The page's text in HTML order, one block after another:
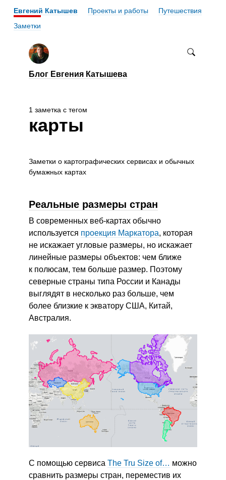
Евгений Катышев Проекты и работы
Путешествия
Заметки
Блог Евгения Катышева
1 заметка с тегом
карты
Заметки о картографических сервисах и обычных
бумажных картах
Реальные размеры стран
В современных веб-картах обычно
используется проекция Маркатора, которая
не искажает угловые размеры, но искажает
линейные размеры объектов: чем ближе
к полюсам, тем больше размер. Поэтому
северные страны типа России и Канады
выглядят в несколько раз больше, чем
более близкие к экватору США, Китай,
Австралия.
С помощью сервисаThe Tru Size of… можно
сравнить размеры стран, переместив их